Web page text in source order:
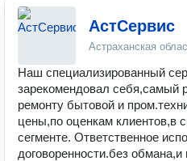
АстСервис
Астраханская
Наш специализированный
зарекомендовал себя,самый
ремонту бытовой и
цены,по оценкам клиентов,в
сегменте. Ответственное
договоренности.без